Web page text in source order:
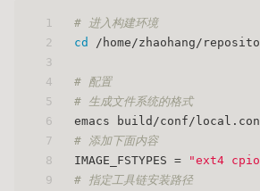
1
2
3
4
5
6
7
8
9
# 进入构建环境
cd
/home/zhaohang/
# 配置
# 生成文件系统的格式
emacs build/conf/
# 添加下面内容
IMAGE_FSTYPES =
"ext4
# 指定工具链安装路径